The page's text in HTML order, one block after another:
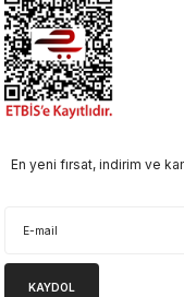
En yeni fırsat, indirim ve
KAYDOL